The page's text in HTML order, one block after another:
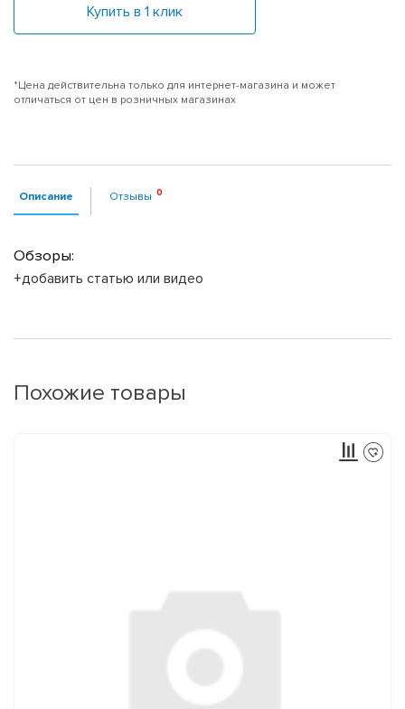
Купить в 1 клик
*Цена действительна только для интернет-магазина и может
отличаться от цен в розничных магазинах
Описание Отзывы
Обзоры:
+добавить статью или видео
Похожие товары